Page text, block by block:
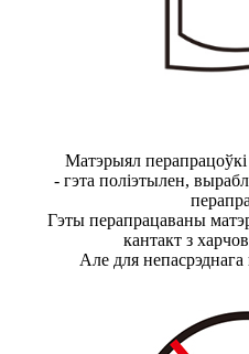
Матэрыял
- гэта поліэтылен,
Гэты перапрацаваны
кантакт з
Але для непасрэднага